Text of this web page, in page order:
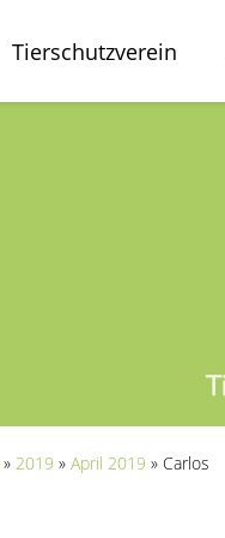
Tierschutzverein
» 2019 » April 2019 » Carlos